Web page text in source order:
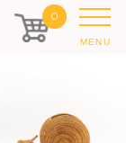
0
MENU